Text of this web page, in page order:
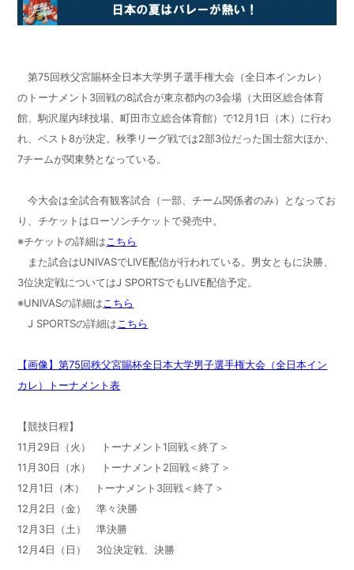
第75回秩父宮賜杯全日本大学男子選手権大会（全日本インカレ）
のトーナメント3回戦の8試合が東京都内の3会場（大田区総合体育
館、駒沢屋内球技場、町田市立総合体育館）で12月1日（木）に行わ
れ、ベスト8が決定。秋季リーグ戦では2部3位だった国士舘大ほか、
7チームが関東勢となっている。
今大会は全試合有観客試合（一部、チーム関係者のみ）となってお
り、チケットはローソンチケットで発売中。
※チケットの詳細は こちら
また試合はUNIVASでLIVE配信が行われている。男女ともに決勝、
3位決定戦についてはJ SPORTSでもLIVE配信予定。
※UNIVASの詳細は こちら
J SPORTSの詳細は こちら
【画像】第75回秩父宮賜杯全日本大学男子選手権大会（全日本イン
カレ）トーナメント表
【競技日程】
11月29日（火） トーナメント1回戦＜終了＞
11月30日（水） トーナメント2回戦＜終了＞
12月1日（木） トーナメント3回戦＜終了＞
12月2日（金） 準々決勝
12月3日（土） 準決勝
12月4日（日） 3位決定戦、決勝